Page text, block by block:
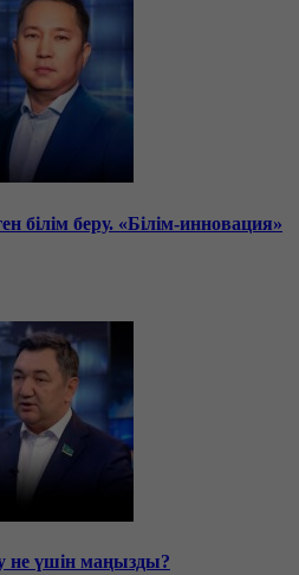
білім беру. «Білім-инновация»
не үшін маңызды?